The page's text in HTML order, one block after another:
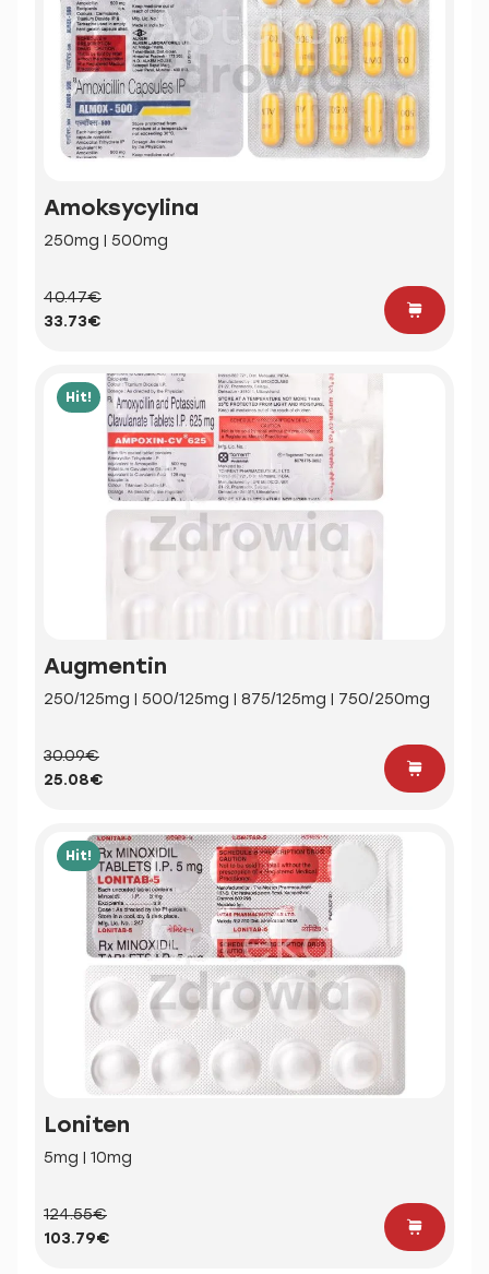
Amoksycylina
250mg | 500mg
40.47€
33.73€
Hit!
Augmentin
250/125mg | 500/125mg | 875/125mg | 750/250mg
30.09€
25.08€
Hit!
Loniten
5mg | 10mg
124.55€
103.79€